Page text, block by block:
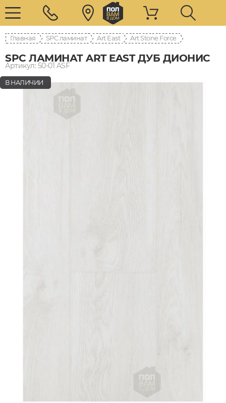
Главная SPC ламинат Art East Art Stone Force
SPC ЛАМИНАТ ART EAST ДУБ ДИОНИС
Артикул: 50-01 ASF
В НАЛИЧИИ